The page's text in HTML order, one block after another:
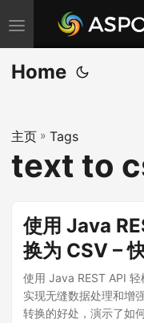
切
换
导
Home
主页 » Tags
text to
使用 Java
换为 CSV –
使用 Java REST API 轻
实现无缝数据处理和增
转换的好处，演示了如